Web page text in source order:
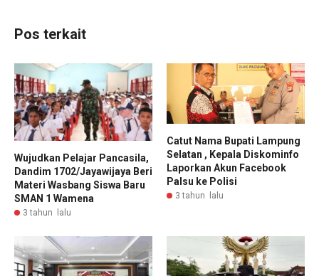
Pos terkait
Wujudkan Pelajar Pancasila,
Dandim 1702/Jayawijaya Beri
Materi Wasbang Siswa Baru
SMAN 1 Wamena
3 tahun lalu
Catut Nama Bupati Lampung
Selatan , Kepala Diskominfo
Laporkan Akun Facebook
Palsu ke Polisi
3 tahun lalu